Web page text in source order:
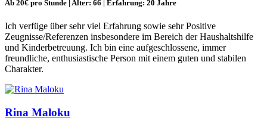
Ab 20€ pro Stunde | Alter: 66 | Erfahrung: 20 Jahre
Ich verfüge über sehr viel Erfahrung sowie sehr Positive
Zeugnisse/Referenzen insbesondere im Bereich der Haushaltshilfe
und Kinderbetreuung. Ich bin eine aufgeschlossene, immer
freundliche, enthusiastische Person mit einem guten und stabilen
Charakter.
Rina Maloku